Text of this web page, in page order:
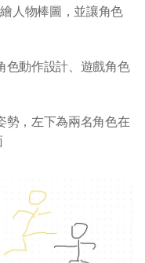
人物棒圖，並讓角色
色動作設計、遊戲角色
勢，左下為兩名角色在